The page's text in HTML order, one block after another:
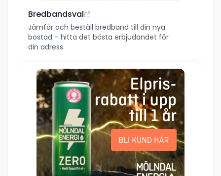
Bredbandsval
Jämför och beställ bredband till din nya
bostad – hitta det bästa erbjudandet för
din adress.